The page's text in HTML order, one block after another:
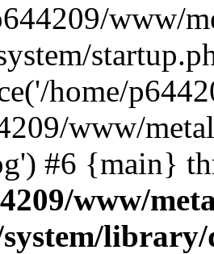
www/
home/
www/
#6 {main}
www/